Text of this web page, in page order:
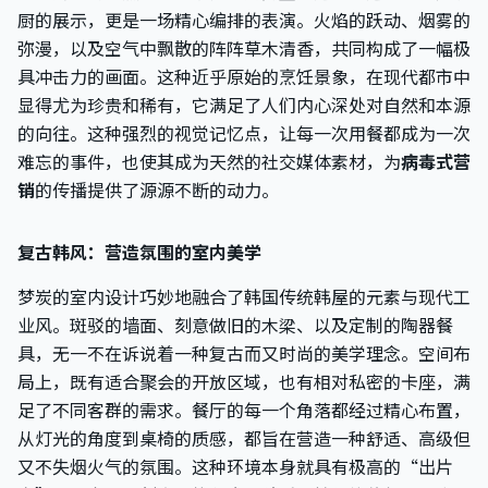
厨的展示，更是一场精心编排的表演。火焰的跃动、烟雾的
弥漫，以及空气中飘散的阵阵草木清香，共同构成了一幅极
具冲击力的画面。这种近乎原始的烹饪景象，在现代都市中
显得尤为珍贵和稀有，它满足了人们内心深处对自然和本源
的向往。这种强烈的视觉记忆点，让每一次用餐都成为一次
难忘的事件，也使其成为天然的社交媒体素材，为病毒式营
销的传播提供了源源不断的动力。
复古韩风：营造氛围的室内美学
梦炭的室内设计巧妙地融合了韩国传统韩屋的元素与现代工
业风。斑驳的墙面、刻意做旧的木梁、以及定制的陶器餐
具，无一不在诉说着一种复古而又时尚的美学理念。空间布
局上，既有适合聚会的开放区域，也有相对私密的卡座，满
足了不同客群的需求。餐厅的每一个角落都经过精心布置，
从灯光的角度到桌椅的质感，都旨在营造一种舒适、高级但
又不失烟火气的氛围。这种环境本身就具有极高的“出片